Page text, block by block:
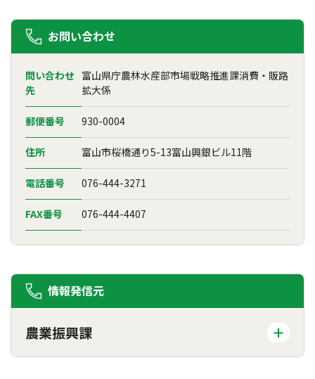
お問い合わせ
問い合わせ
先
富山県庁農林水産部市場戦略推進課消費・販路
拡大係
郵便番号 930-0004
住所 富山市桜橋通り5-13富山興銀ビル11階
電話番号 076-444-3271
FAX番号 076-444-4407
情報発信元
農業振興課